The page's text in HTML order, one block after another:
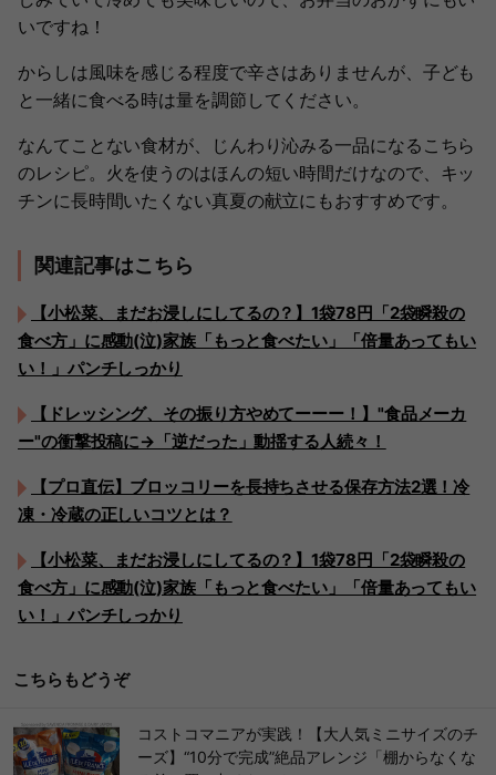
いですね！
からしは風味を感じる程度で辛さはありませんが、子ども
と一緒に食べる時は量を調節してください。
なんてことない食材が、じんわり沁みる一品になるこちら
のレシピ。火を使うのはほんの短い時間だけなので、キッ
チンに長時間いたくない真夏の献立にもおすすめです。
関連記事はこちら
【小松菜、まだお浸しにしてるの？】1袋78円「2袋瞬殺の
食べ方」に感動(泣)家族「もっと食べたい」「倍量あってもい
い！」パンチしっかり
【ドレッシング、その振り方やめてーーー！】"食品メーカ
ー"の衝撃投稿に→「逆だった」動揺する人続々！
【プロ直伝】ブロッコリーを長持ちさせる保存方法2選！冷
凍・冷蔵の正しいコツとは？
【小松菜、まだお浸しにしてるの？】1袋78円「2袋瞬殺の
食べ方」に感動(泣)家族「もっと食べたい」「倍量あってもい
い！」パンチしっかり
こちらもどうぞ
コストコマニアが実践！【大人気ミニサイズのチ
ーズ】“10分で完成”絶品アレンジ「棚からなくな